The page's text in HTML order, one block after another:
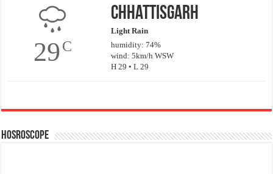
29C
Chhattisgarh
Light Rain
humidity: 74%
wind: 5km/h WSW
H 29 • L 29
Hosroscope